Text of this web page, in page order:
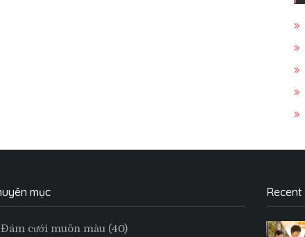
mục
Đám cưới muôn màu(40)